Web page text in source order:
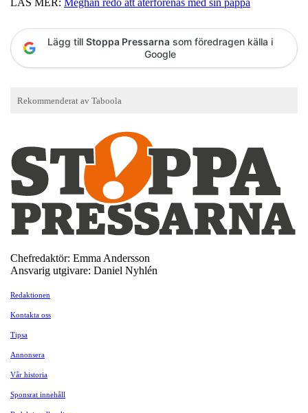
Lägg till Stoppa Pressarna som föredragen källa i
Google
Chefredaktör: Emma Andersson
Ansvarig utgivare: Daniel Nyhlén
Redaktionen
Kontakta oss
Tipsa
Annonsera
Vår historia
Sponsrat innehåll